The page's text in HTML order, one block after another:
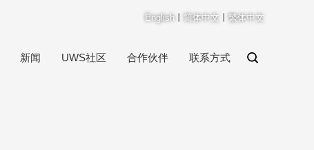
English 简体中文 繁体中文
新闻 UWS社区 合作伙伴 联系方式